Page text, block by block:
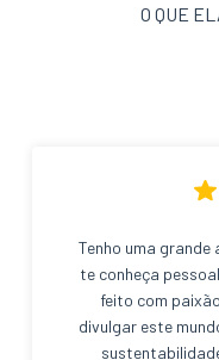
O QUE
Tenho uma
te conheça
feito com
divulgar este